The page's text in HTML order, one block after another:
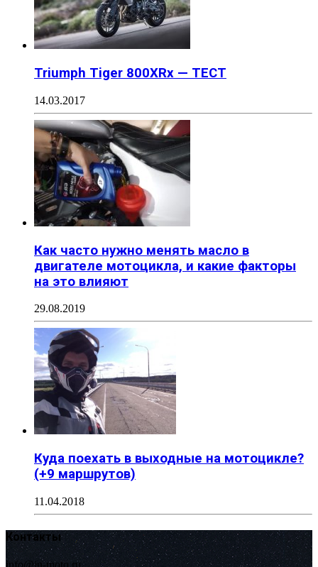
Triumph Tiger 800XRx — ТЕСТ
14.03.2017
Как часто нужно менять масло в
двигателе мотоцикла, и какие факторы
на это влияют
29.08.2019
Куда поехать в выходные на мотоцикле?
(+9 маршрутов)
11.04.2018
Контакты